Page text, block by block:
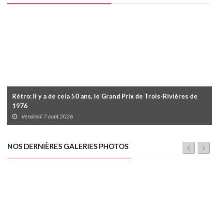
Rétro: Il y a de cela 50 ans, le Grand Prix de Trois-Rivières de
1976
Vendredi 7 août 2026
NOS DERNIÈRES GALERIES PHOTOS